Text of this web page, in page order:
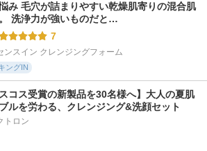
み 毛穴が詰まりやすい乾燥肌寄りの混合肌
洗浄力が強いものだと…
7
ンスイン クレンジングフォーム
ングIN
スコス受賞の新製品を30名様へ】大人の夏肌
ルを労わる、クレンジング&洗顔セット
トロン